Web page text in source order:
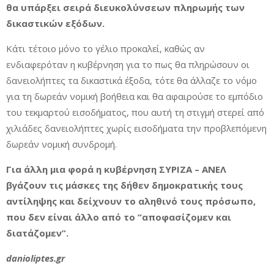
θα υπάρξει σειρά διευκολύνσεων πληρωμής των
δικαστικών εξόδων.
Κάτι τέτοιο μόνο το γέλιο προκαλεί, καθώς αν
ενδιαφερόταν η κυβέρνηση για το πως θα πληρώσουν οι
δανειολήπτες τα δικαστικά έξοδα, τότε θα άλλαζε το νόμο
για τη δωρεάν νομική βοήθεια και θα αφαιρούσε το εμπόδιο
του τεκμαρτού εισοδήματος, που αυτή τη στιγμή στερεί από
χιλιάδες δανειολήπτες χωρίς εισοδήματα την προβλεπόμενη
δωρεάν νομική συνδρομή.
Για άλλη μια φορά η κυβέρνηση ΣΥΡΙΖΑ – ΑΝΕΛ
βγάζουν τις μάσκες της δήθεν δημοκρατικής τους
αντίληψης και δείχνουν το αληθινό τους πρόσωπο,
που δεν είναι άλλο από το “αποφασίζομεν και
διατάζομεν”.
danioliptes.gr